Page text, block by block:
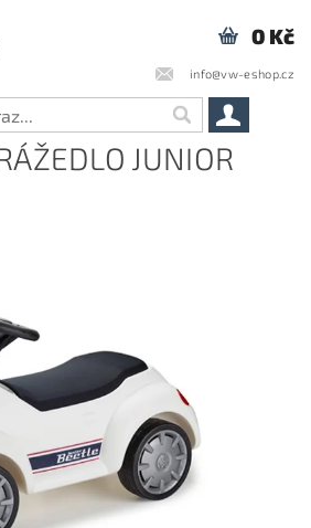
info@vw-eshop.cz
0 Kč
JUNIOR